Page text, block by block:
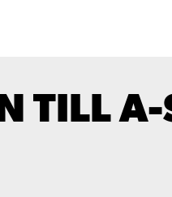
TILL A-